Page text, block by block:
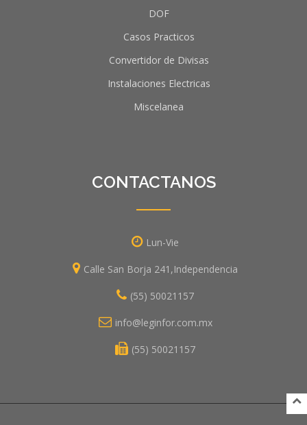
DOF
Casos Practicos
Convertidor de Divisas
Instalaciones Electricas
Miscelanea
CONTACTANOS
Lun-Vie
Calle San Borja 241,Independencia
(55) 50021157
info@leginfor.com.mx
(55) 50021157